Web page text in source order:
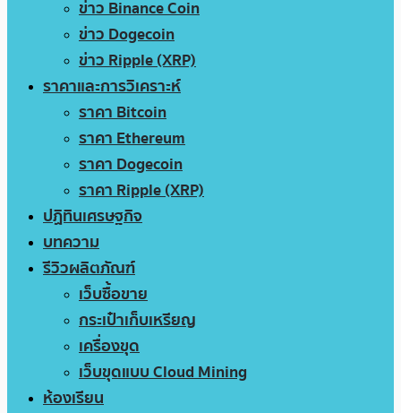
ข่าว Binance Coin
ข่าว Dogecoin
ข่าว Ripple (XRP)
ราคาและการวิเคราะห์
ราคา Bitcoin
ราคา Ethereum
ราคา Dogecoin
ราคา Ripple (XRP)
ปฏิทินเศรษฐกิจ
บทความ
รีวิวผลิตภัณฑ์
เว็บซื้อขาย
กระเป๋าเก็บเหรียญ
เครื่องขุด
เว็บขุดแบบ Cloud Mining
ห้องเรียน